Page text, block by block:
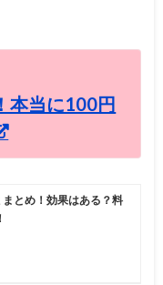
本当に100円
まとめ！効果はある？料